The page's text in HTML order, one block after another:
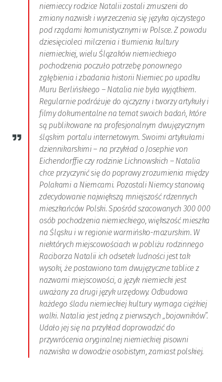
niemieccy rodzice Natalii zostali zmuszeni do
zmiany nazwisk i wyrzeczenia się języka ojczystego
pod rządami komunistycznymi w Polsce. Z powodu
dziesięcioleci milczenia i tłumienia kultury
niemieckiej, wielu Ślązaków niemieckiego
pochodzenia poczuło potrzebę ponownego
zgłębienia i zbadania historii Niemiec po upadku
Muru Berlińskiego – Natalia nie była wyjątkiem.
Regularnie podróżuje do ojczyzny i tworzy artykuły i
filmy dokumentalne na temat swoich badań, które
są publikowane na profesjonalnym dwujęzycznym
śląskim portalu internetowym. Swoimi artykułami
dziennikarskimi – na przykład o Josephie von
Eichendorffie czy rodzinie Lichnowskich – Natalia
chce przyczynić się do poprawy zrozumienia między
Polakami a Niemcami. Pozostali Niemcy stanowią
zdecydowanie największą mniejszość rdzennych
mieszkańców Polski. Spośród szacowanych 300 000
osób pochodzenia niemieckiego, większość mieszka
na Śląsku i w regionie warmińsko-mazurskim. W
niektórych miejscowościach w pobliżu rodzinnego
Raciborza Natalii ich odsetek ludności jest tak
wysoki, że postawiono tam dwujęzyczne tablice z
nazwami miejscowości, a język niemiecki jest
uważany za drugi język urzędowy. Odbudowa
każdego śladu niemieckiej kultury wymaga ciężkiej
walki. Natalia jest jedną z pierwszych „bojowników”.
Udało jej się na przykład doprowadzić do
przywrócenia oryginalnej niemieckiej pisowni
nazwiska w dowodzie osobistym, zamiast polskiej.